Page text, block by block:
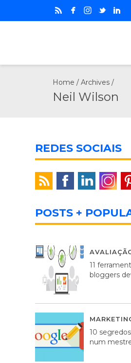
Home / Archives /
Neil Wilson
REDES SOCIAIS
POSTS +
11
bloggers
10
num